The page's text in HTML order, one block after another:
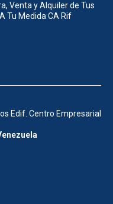
Venta y Alquiler de Tus
Tu Medida CA Rif
Edif. Centro Empresarial